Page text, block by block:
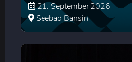
21. September 2026
Seebad Bansin